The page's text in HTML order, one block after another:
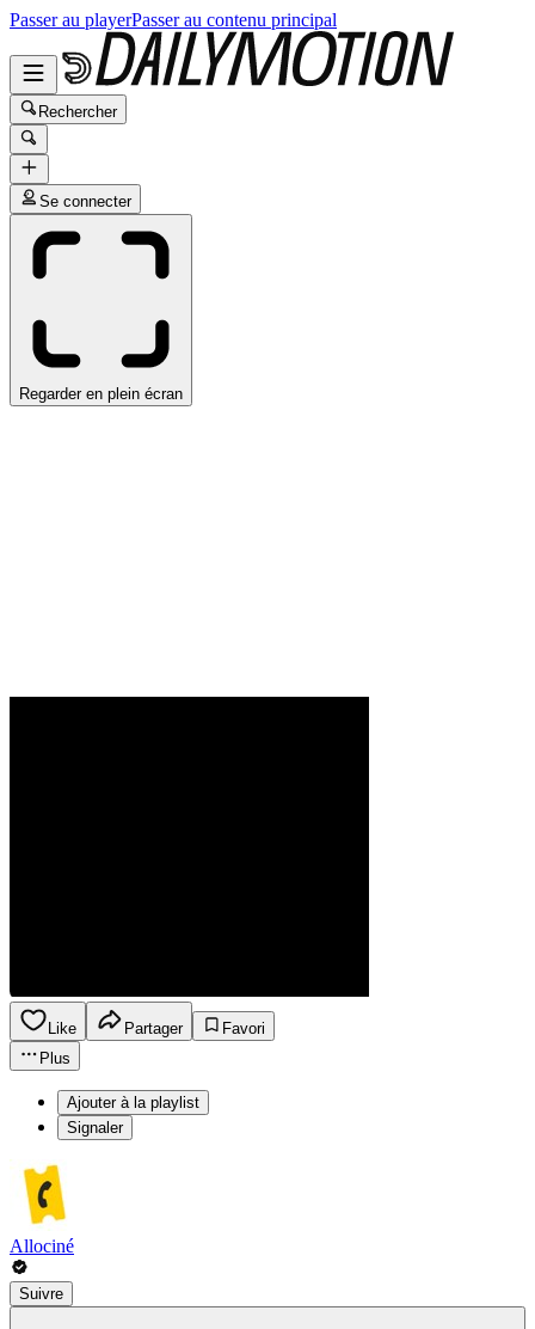
Passer au playerPasser au contenu principal
Rechercher
Se connecter
Regarder en plein écran
Like Partager
Favori
Plus
Ajouter à la playlist
Signaler
Allociné
Suivre